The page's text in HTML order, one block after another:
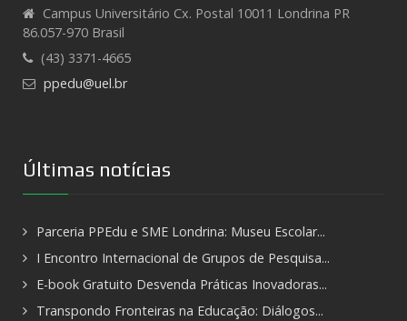
Campus Universitário Cx. Postal 10011 Londrina PR
86.057-970 Brasil
(43) 3371-4665
ppedu@uel.br
Últimas notícias
Parceria PPEdu e SME Londrina: Museu Escolar...
I Encontro Internacional de Grupos de Pesquisa...
E-book Gratuito Desvenda Práticas Inovadoras...
Transpondo Fronteiras na Educação: Diálogos...